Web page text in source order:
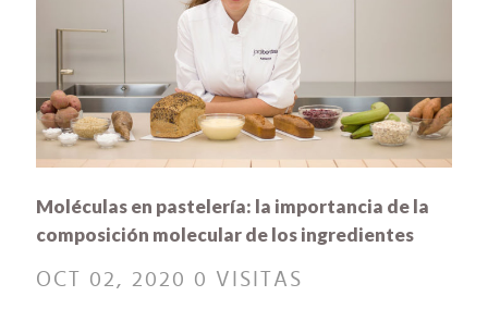
Moléculas en pastelería: la importancia de la
composición molecular de los ingredientes
OCT 02, 2020 0 VISITAS